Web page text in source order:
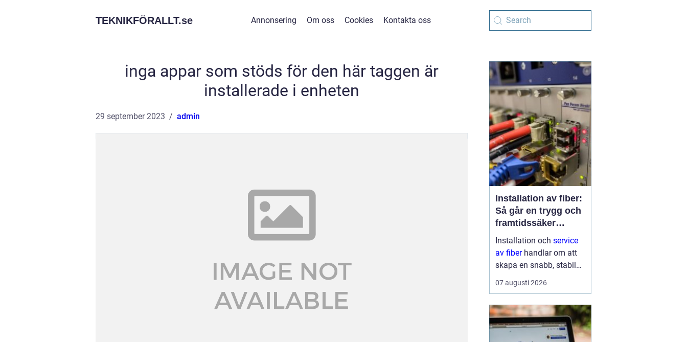
TEKNIKFÖRALLT.se Annonsering Om oss Cookies Kontakta oss
inga appar som stöds för den här taggen är
installerade i enheten
29 september 2023 admin
Installation av fiber:
Så går en trygg och
framtidssäker
lösning till
Installation och service
av fiberhandlar om att
skapa en snabb, stabil
och driftsäker
internetanslutning som
användning...
07 augusti 2026